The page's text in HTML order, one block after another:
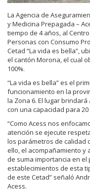
La Agencia de
y Medicina Prepagada –
tiempo de 4 años, al
Personas con Consumo
Cetad “La vida es bella”,
el cantón Morona, el cual
100%.
“La vida es bella” es el
funcionamiento en la
la Zona 6. El lugar
con una capacidad para
“Como Acess nos
atención se ejecute
los parámetros de calidad
ello, el acompañamiento
de suma importancia en
establecimientos de esta
de este Cetad” señaló
Acess.